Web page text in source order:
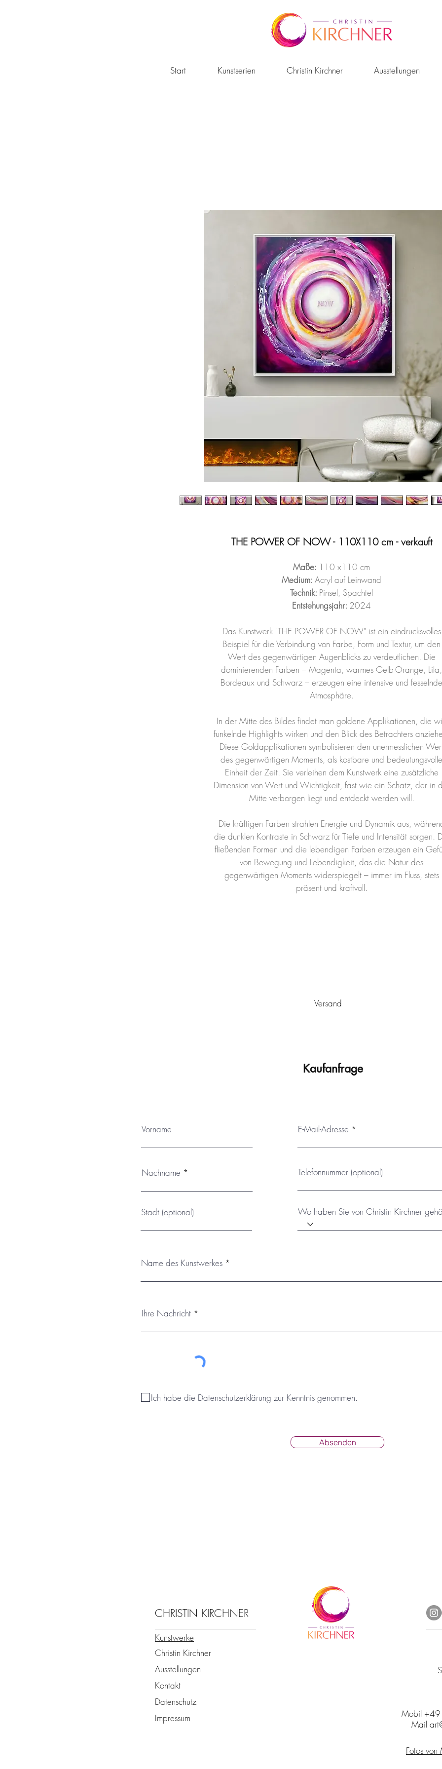
Start Kunstserien Christin Kirchner Ausstellungen
THE POWER OF NOW - 110X110 cm - verkauft
Maße: 110 x110 cm
Medium: Acryl auf Leinwand
Technik: Pinsel, Spachtel
Entstehungsjahr: 2024
Das Kunstwerk "THE POWER OF NOW" ist ein eindrucksvolles
Beispiel für die Verbindung von Farbe, Form und Textur, um den
Wert des gegenwärtigen Augenblicks zu verdeutlichen. Die
dominierenden Farben – Magenta, warmes Gelb-Orange, Lila,
Bordeaux und Schwarz – erzeugen eine intensive und fesselnde
Atmosphäre.
In der Mitte des Bildes findet man goldene Applikationen, die
funkelnde Highlights wirken und den Blick des Betrachters
Diese Goldapplikationen symbolisieren den unermesslichen
des gegenwärtigen Moments, als kostbare und bedeutungsvolle
Einheit der Zeit. Sie verleihen dem Kunstwerk eine zusätzliche
Dimension von Wert und Wichtigkeit, fast wie ein Schatz, der in
Mitte verborgen liegt und entdeckt werden will.
Die kräftigen Farben strahlen Energie und Dynamik aus,
die dunklen Kontraste in Schwarz für Tiefe und Intensität sorgen.
fließenden Formen und die lebendigen Farben erzeugen ein
von Bewegung und Lebendigkeit, das die Natur des
gegenwärtigen Moments widerspiegelt – immer im Fluss, stets
präsent und kraftvoll.
Versand
Kaufanfrage
Vorname
Nachname
Stadt (optional)
E-Mail-Adresse
Telefonnummer (optional)
Wo haben Sie von Christin Kirchner
Name des Kunstwerkes
Ihre Nachricht
Ich habe die Datenschutzerklärung zur Kenntnis genommen.
Absenden
CHRISTIN KIRCHNER
Kunstwerke
Christin Kirchner
Ausstellungen
Kontakt
Datenschutz
Impressum
Mobil
Mail
Fotos